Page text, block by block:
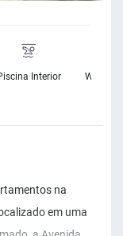
Interior Wifi
na
em uma